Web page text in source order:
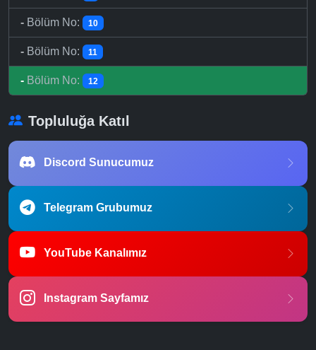
- Bölüm No: 10
- Bölüm No: 11
- Bölüm No: 12
Topluluğa Katıl
Discord Sunucumuz
Telegram Grubumuz
YouTube Kanalımız
Instagram Sayfamız